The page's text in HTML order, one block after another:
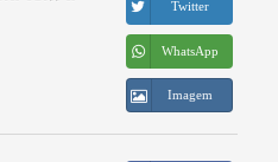
Twitter
WhatsApp
Imagem